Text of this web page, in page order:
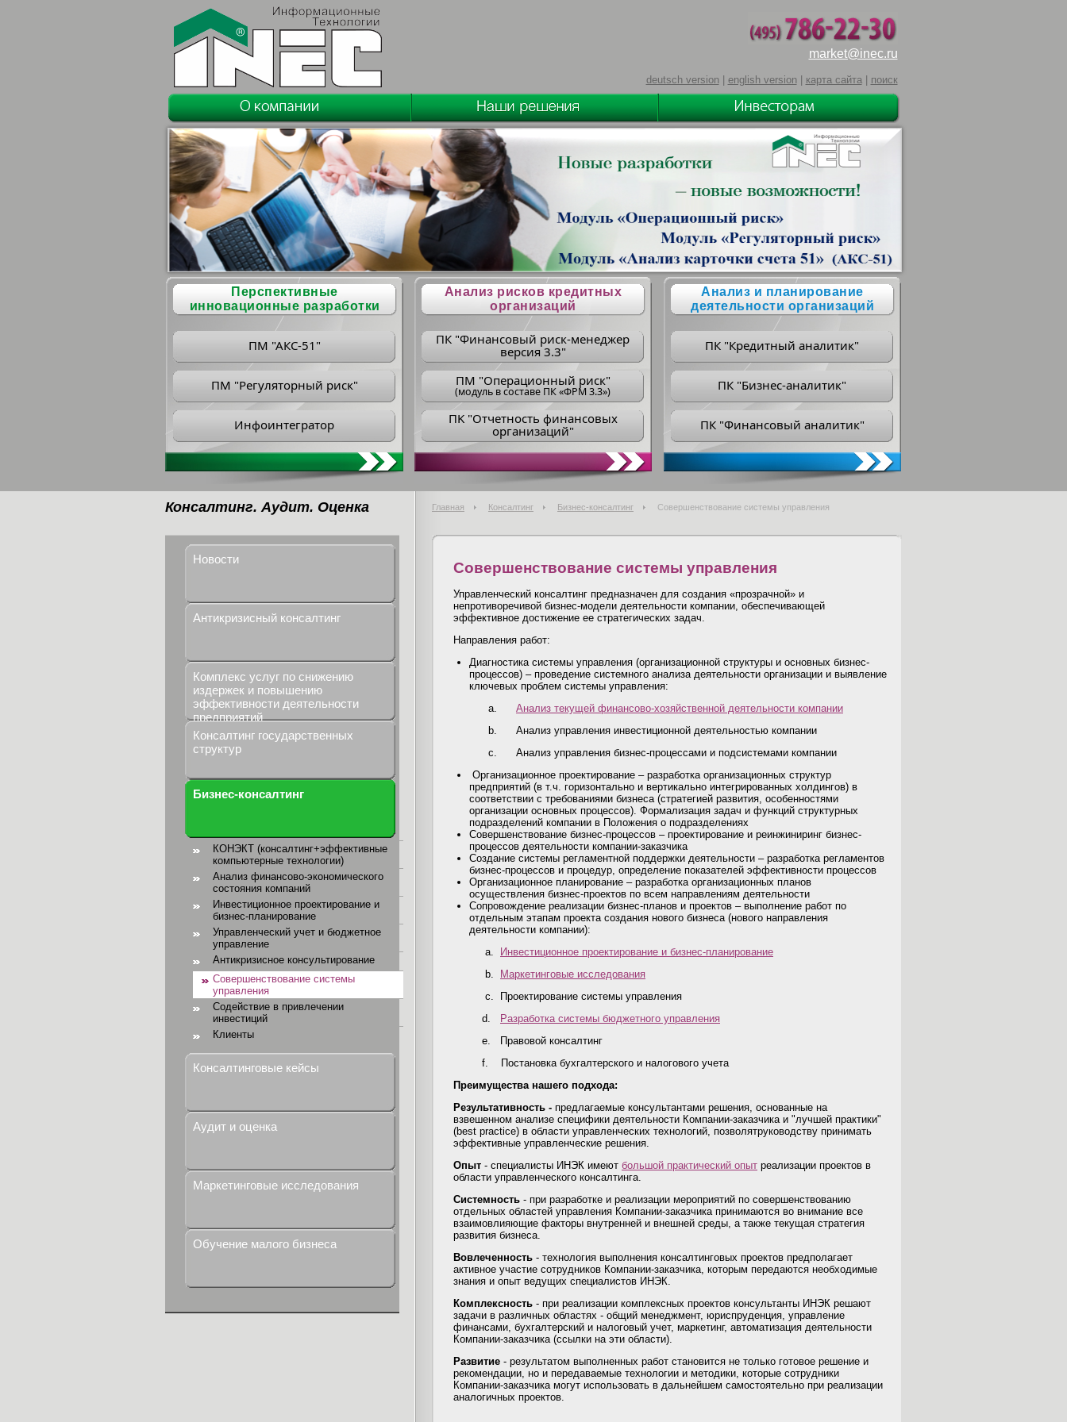
market@inec.ru
deutsch version| english version| карта сайта| поиск
Перспективные
инновационные разработки
ПМ "АКС-51"
ПМ "Регуляторный риск"
Инфоинтегратор
Анализ рисков кредитных
организаций
ПК "Финансовый риск-менеджер
версия 3.3"
ПM "Операционный риск"
(модуль в составе ПК «ФРМ 3.3»)
ПK "Отчетность финансовых
организаций"
Анализ и планирование
деятельности организаций
ПК "Кредитный аналитик"
ПК "Бизнес-аналитик"
ПК "Финансовый аналитик"
Консалтинг. Аудит. Оценка Главная Консалтинг Бизнес-консалтинг Совершенствование системы управления
Новости
Антикризисный консалтинг
Комплекс услуг по снижению
издержек и повышению
эффективности деятельности
предприятий
Консалтинг государственных
структур
Бизнес-консалтинг
КОНЭКТ (консалтинг+эффективные
компьютерные технологии)
Анализ финансово-экономического
состояния компаний
Инвестиционное проектирование и
бизнес-планирование
Управленческий учет и бюджетное
управление
Антикризисное консультирование
Совершенствование системы
управления
Содействие в привлечении
инвестиций
Клиенты
Консалтинговые кейсы
Аудит и оценка
Маркетинговые исследования
Обучение малого бизнеса
Совершенствование системы управления
Управленческий консалтинг предназначен для создания «прозрачной» и
непротиворечивой бизнес-модели деятельности компании, обеспечивающей
эффективное достижение ее стратегических задач.
Направления работ:
Диагностика системы управления (организационной структуры и основных бизнес-
процессов) – проведение системного анализа деятельности организации и выявление
ключевых проблем системы управления:
a.
Анализ текущей финансово-хозяйственной деятельности компании
b. Анализ управления инвестиционной деятельностью компании
c. Анализ управления бизнес-процессами и подсистемами компании
Организационное проектирование – разработка организационных структур
предприятий (в т.ч. горизонтально и вертикально интегрированных холдингов) в
соответствии с требованиями бизнеса (стратегией развития, особенностями
организации основных процессов). Формализация задач и функций структурных
подразделений компании в Положения о подразделениях
Совершенствование бизнес-процессов – проектирование и реинжиниринг бизнес-
процессов деятельности компании-заказчика
Создание системы регламентной поддержки деятельности – разработка регламентов
бизнес-процессов и процедур, определение показателей эффективности процессов
Организационное планирование – разработка организационных планов
осуществления бизнес-проектов по всем направлениям деятельности
Сопровождение реализации бизнес-планов и проектов – выполнение работ по
отдельным этапам проекта создания нового бизнеса (нового направления
деятельности компании):
a.
Инвестиционное проектирование и бизнес-планирование
b.
Маркетинговые исследования
c.
Проектирование системы управления
d.
Разработка системы бюджетного управления
e.
Правовой консалтинг
f.
Постановка бухгалтерского и налогового учета
Преимущества нашего подхода:
Результативность - предлагаемые консультантами решения, основанные на
взвешенном анализе специфики деятельности Компании-заказчика и "лучшей практики"
(best practice) в области управленческих технологий, позволятруководству принимать
эффективные управленческие решения.
Опыт - специалисты ИНЭК имеют большой практический опыт реализации проектов в
области управленческого консалтинга.
Системность - при разработке и реализации мероприятий по совершенствованию
отдельных областей управления Компании-заказчика принимаются во внимание все
взаимовлияющие факторы внутренней и внешней среды, а также текущая стратегия
развития бизнеса.
Вовлеченность - технология выполнения консалтинговых проектов предполагает
активное участие сотрудников Компании-заказчика, которым передаются необходимые
знания и опыт ведущих специалистов ИНЭК.
Комплексность - при реализации комплексных проектов консультанты ИНЭК решают
задачи в различных областях - общий менеджмент, юриспруденция, управление
финансами, бухгалтерский и налоговый учет, маркетинг, автоматизация деятельности
Компании-заказчика (ссылки на эти области).
Развитие - результатом выполненных работ становится не только готовое решение и
рекомендации, но и передаваемые технологии и методики, которые сотрудники
Компании-заказчика могут использовать в дальнейшем самостоятельно при реализации
аналогичных проектов.